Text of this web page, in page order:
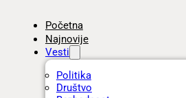
Početna
Najnovije
Vesti
Politika
Društvo